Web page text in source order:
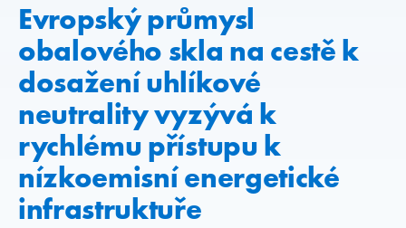
Evropský průmysl
obalového skla na cestě k
dosažení uhlíkové
neutrality vyzývá k
rychlému přístupu k
nízkoemisní energetické
infrastruktuře